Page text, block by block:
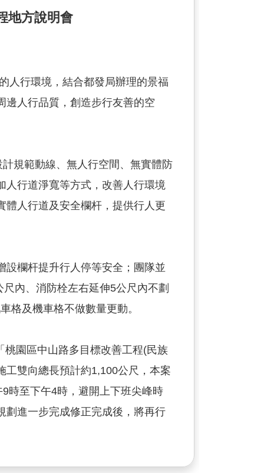
地方說明會
人行環境，結合都發局辦理的景福
邊人行品質，創造步行友善的空
規範動線、無人行空間、無實體防
人行道淨寬等方式，改善人行環境
體人行道及安全欄杆，提供行人更
設欄杆提升行人停等安全；團隊並
內、消防栓左右延伸5公尺內不劃
格及機車格不做數量更動。
園區中山路多目標改善工程(民族
工雙向總長預計約1,100公尺，本案
時至下午4時，避開上下班尖峰時
劃進一步完成修正完成後，將再行